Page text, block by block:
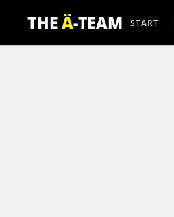
THEÄ-TEAM START